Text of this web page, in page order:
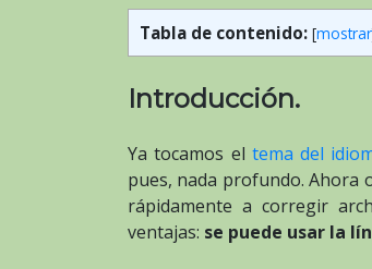
Tabla de contenido: [mostrar
Introducción.
Ya tocamos el tema del
pues, nada profundo. Ahora
rápidamente a corregir
ventajas: se puede usar la